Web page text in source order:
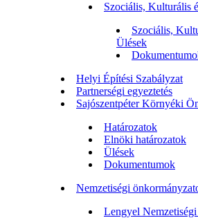
Szociális, Kulturális
Szociális,
Ülések
Helyi Építési Szabályzat
Partnerségi egyeztetés
Sajószentpéter Környéki
Határozatok
Elnöki határozatok
Ülések
Dokumentumok
Nemzetiségi
Lengyel